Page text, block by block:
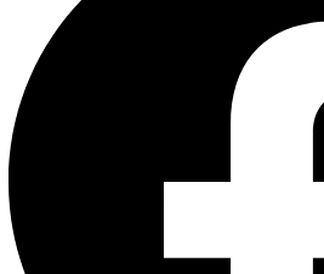
الدفق
ضغط
الصوت